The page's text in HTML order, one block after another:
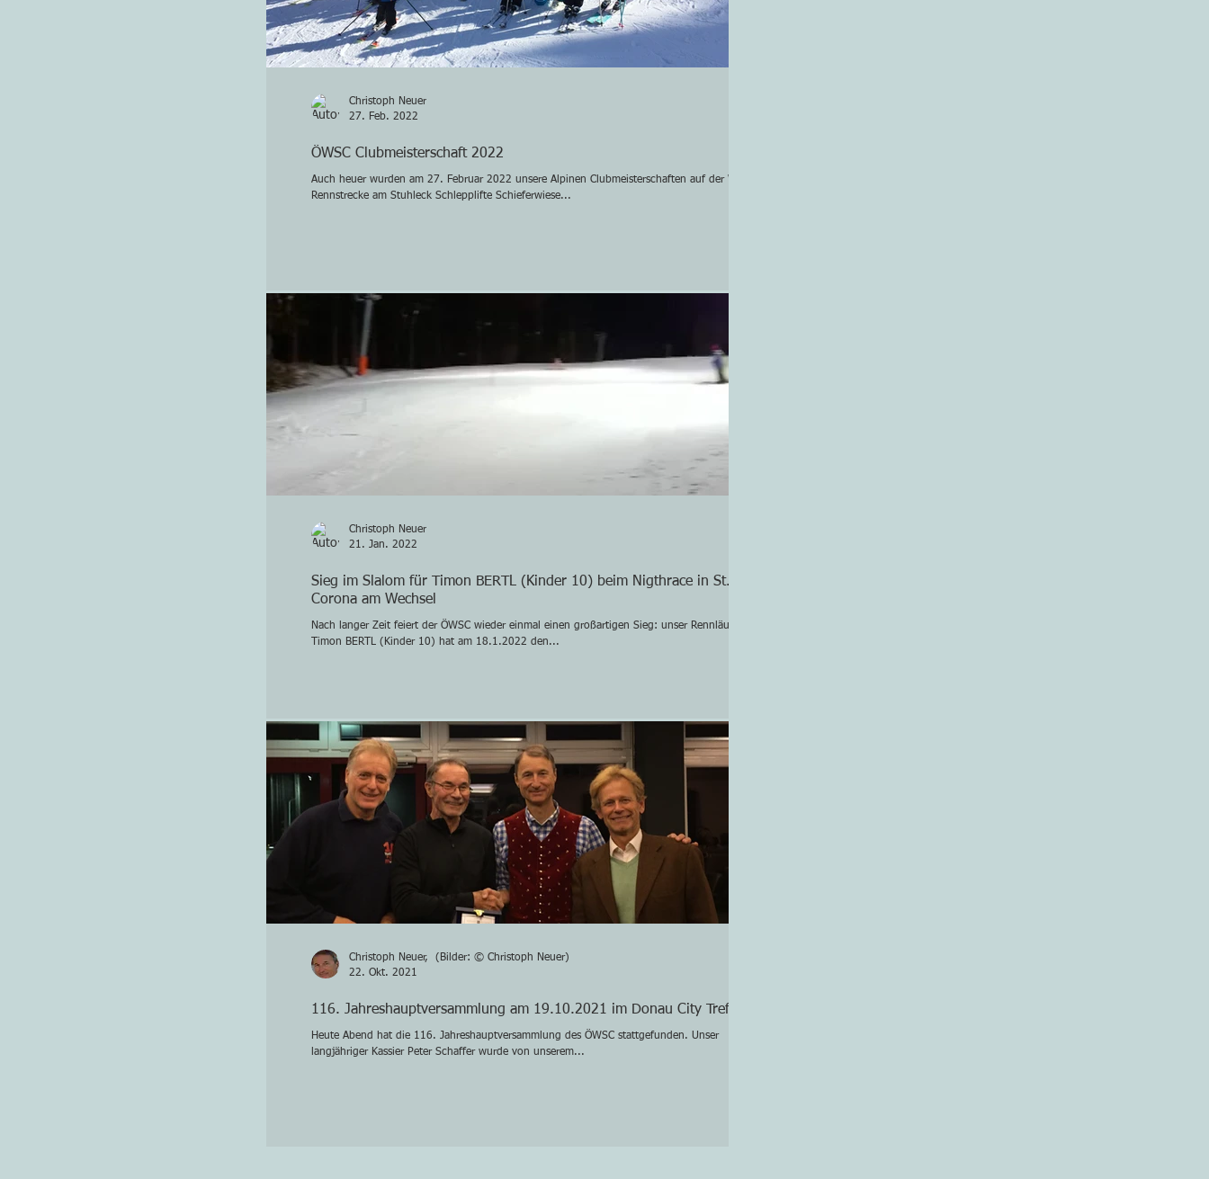
ÖWSC Clubmeisterschaft 2022
Auch heuer wurden am 27. Februar 2022 unsere Alpinen Clubmeisterschaften auf der WISBI-
Rennstrecke am Stuhleck Schlepplifte Schieferwiese...
Christoph Neuer
27. Feb. 2022
Sieg im Slalom für Timon BERTL (Kinder 10) beim Nigthrace in St.
Corona am Wechsel
Nach langer Zeit feiert der ÖWSC wieder einmal einen großartigen Sieg: unser Rennläufer
Timon BERTL (Kinder 10) hat am 18.1.2022 den...
Christoph Neuer
21. Jan. 2022
116. Jahreshauptversammlung am 19.10.2021 im Donau City Treff
Heute Abend hat die 116. Jahreshauptversammlung des ÖWSC stattgefunden. Unser
langjähriger Kassier Peter Schaffer wurde von unserem...
Christoph Neuer, (Bilder: © Christoph Neuer)
22. Okt. 2021